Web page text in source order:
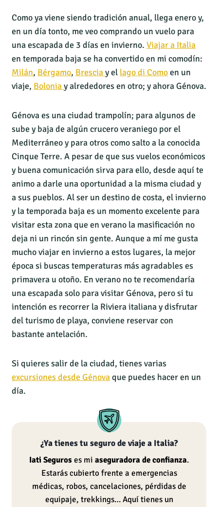
Como ya viene siendo tradición anual, llega enero y,
en un día tonto, me veo comprando un vuelo para
una escapada de 3 días en invierno. Viajar a Italia
en temporada baja se ha convertido en mi comodín:
Milán, Bérgamo, Bresciay el lago di Comoen un
viaje, Boloniay alrededores en otro; y ahora Génova.
Génova es una ciudad trampolín; para algunos de
sube y baja de algún crucero veraniego por el
Mediterráneo y para otros como salto a la conocida
Cinque Terre. A pesar de que sus vuelos económicos
y buena comunicación sirva para ello, desde aquí te
animo a darle una oportunidad a la misma ciudad y
a sus pueblos. Al ser un destino de costa, el invierno
y la temporada baja es un momento excelente para
visitar esta zona que en verano la masificación no
deja ni un rincón sin gente. Aunque a mí me gusta
mucho viajar en invierno a estos lugares, la mejor
época si buscas temperaturas más agradables es
primavera u otoño. En verano no te recomendaría
una escapada solo para visitar Génova, pero si tu
intención es recorrer la Riviera italiana y disfrutar
del turismo de playa, conviene reservar con
bastante antelación.
Si quieres salir de la ciudad, tienes varias
excursiones desde Génovaque puedes hacer en un
día.
¿Ya tienes tu seguro de viaje a Italia?
Iati Seguroses mi aseguradora de confianza.
Estarás cubierto frente a emergencias
médicas, robos, cancelaciones, pérdidas de
equipaje, trekkings… Aquí tienes un